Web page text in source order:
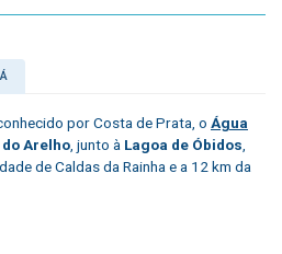
por Costa de Prata, o Água
do Arelho, junto à Lagoa de Óbidos,
de Caldas da Rainha e a 12 km da